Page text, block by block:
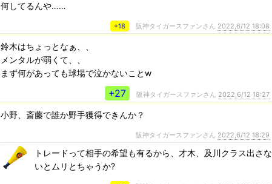
何してるんや……
+18 阪神タイガースファンさん 2022,6/12 18:08
鈴木はちょっとなぁ、、
メンタルが弱くて、、
まず何があっても球場で泣かないことw
+27 阪神タイガースファンさん 2022,6/12 18:27
小野、斎藤で誰か野手獲得できんか？
阪神タイガースファンさん 2022,6/12 18:29
トレードって相手の希望も有るから、才木、及川クラス出さな
いとムリとちゃうか?